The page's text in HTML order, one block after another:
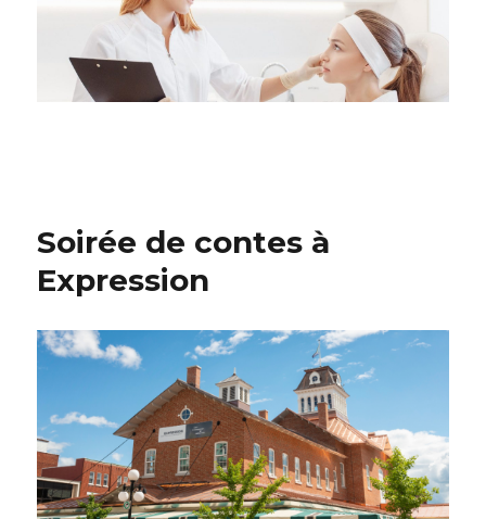
Soirée de contes à
Expression